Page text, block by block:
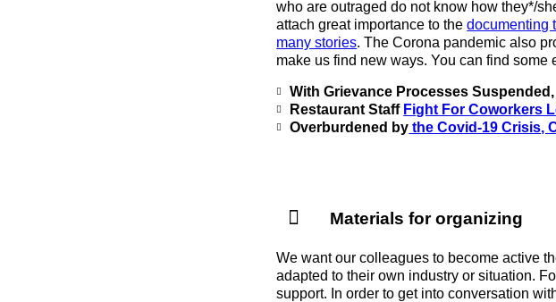
who are outraged do not know how they*/
attach great importance to thedocumenting
many stories. The Corona pandemic also
make us find new ways. You can find some
With Grievance Processes Suspended,
Restaurant Staff Fight For Coworkers
Overburdened by the Covid-19 Crisis,
Materials for organizing
We want our colleagues to become active
adapted to their own industry or situation.
support. In order to get into conversation